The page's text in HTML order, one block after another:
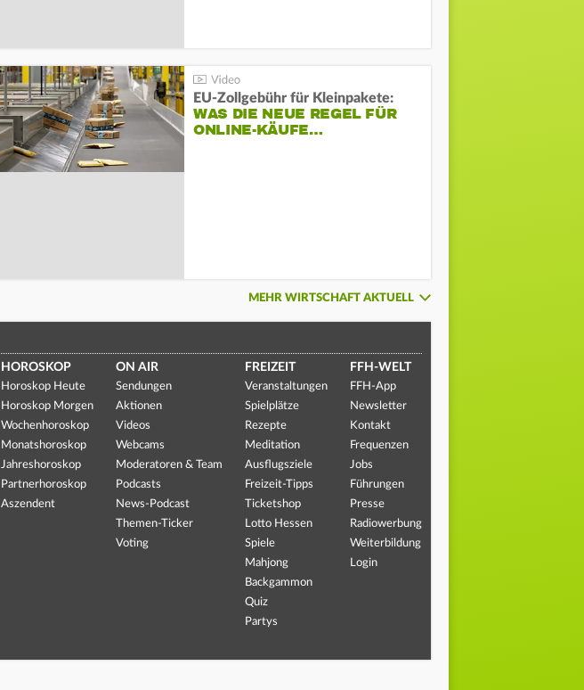
EU-Zollgebühr für Kleinpakete:
WAS DIE NEUE REGEL FÜR
ONLINE-KÄUFE…
MEHR WIRTSCHAFT AKTUELL
HOROSKOP
Horoskop Heute
Horoskop Morgen
Wochenhoroskop
Monatshoroskop
Jahreshoroskop
Partnerhoroskop
Aszendent
ON AIR
Sendungen
Aktionen
Videos
Webcams
Moderatoren & Team
Podcasts
News-Podcast
Themen-Ticker
Voting
FREIZEIT
Veranstaltungen
Spielplätze
Rezepte
Meditation
Ausflugsziele
Freizeit-Tipps
Ticketshop
Lotto Hessen
Spiele
Mahjong
Backgammon
Quiz
Partys
FFH-WELT
FFH-App
Newsletter
Kontakt
Frequenzen
Jobs
Führungen
Presse
Radiowerbung
Weiterbildung
Login